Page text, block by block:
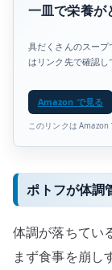
一皿で栄養が
具だくさんのスー
はリンク先で確認し
Amazon で見る
このリンクは Amazon
ポトフが体調
体調が落ちてい
まず食事を崩し